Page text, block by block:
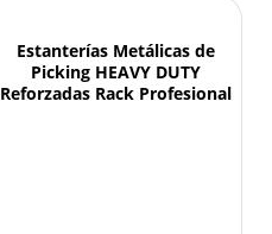
Estanterías Metálicas de
Picking HEAVY DUTY
Reforzadas Rack Profesional